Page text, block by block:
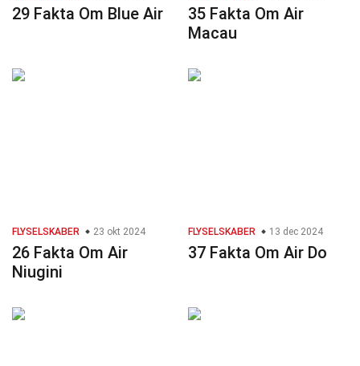
29 Fakta Om Blue Air
35 Fakta Om Air
Macau
FLYSELSKABER 23 okt 2024
26 Fakta Om Air
Niugini
FLYSELSKABER 13 dec 2024
37 Fakta Om Air Do